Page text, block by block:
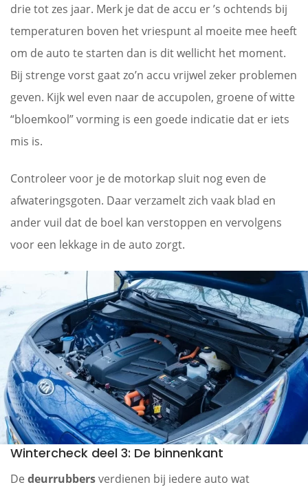
drie tot zes jaar. Merk je dat de accu er ’s ochtends bij
temperaturen boven het vriespunt al moeite mee heeft
om de auto te starten dan is dit wellicht het moment.
Bij strenge vorst gaat zo’n accu vrijwel zeker problemen
geven. Kijk wel even naar de accupolen, groene of witte
“bloemkool” vorming is een goede indicatie dat er iets
mis is.
Controleer voor je de motorkap sluit nog even de
afwateringsgoten. Daar verzamelt zich vaak blad en
ander vuil dat de boel kan verstoppen en vervolgens
voor een lekkage in de auto zorgt.
Wintercheck deel 3: De binnenkant
De deurrubbersverdienen bij iedere auto wat